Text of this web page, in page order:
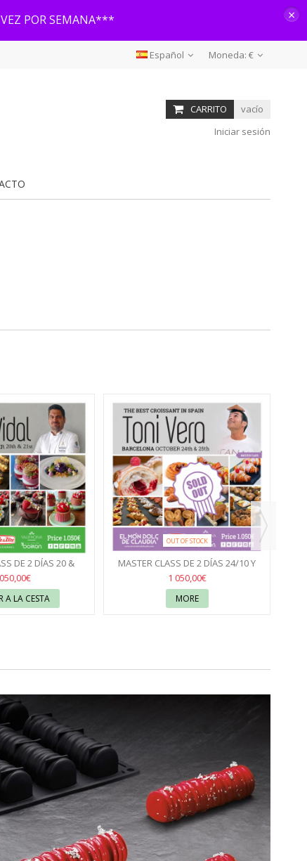
POR SEMANA*** ×
Moneda: €
Español
CARRITO
vacío
Iniciar sesión
DE 2 DÍAS 20 &
DAVID VIDAL
A LA CESTA
OUT OF STOCK
MASTER CLASS DE 2 DÍAS 24/10 Y
25/10/26 CON TONI VERA
1 050,00€
MORE